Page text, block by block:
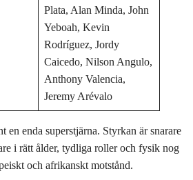
Plata, Alan Minda, John
Yeboah, Kevin
Rodríguez, Jordy
Caicedo, Nilson Angulo,
Anthony Valencia,
Jeremy Arévalo
en enda superstjärna. Styrkan är snarare
i rätt ålder, tydliga roller och fysik nog
och afrikanskt motstånd.